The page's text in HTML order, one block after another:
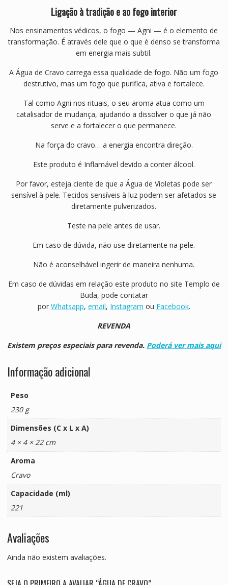
Ligação à tradição e ao fogo interior
Nos ensinamentos védicos, o fogo — Agni — é o elemento de
transformação. É através dele que o que é denso se transforma
em energia mais subtil.
A Água de Cravo carrega essa qualidade de fogo. Não um fogo
destrutivo, mas um fogo que purifica, ativa e fortalece.
Tal como Agni nos rituais, o seu aroma atua como um
catalisador de mudança, ajudando a dissolver o que já não
serve e a fortalecer o que permanece.
Na força do cravo… a energia encontra direção.
Este produto é Inflamável devido a conter álcool.
Por favor, esteja ciente de que a Água de Violetas pode ser
sensível à pele. Tecidos sensíveis à luz podem ser afetados se
diretamente pulverizados.
Teste na pele antes de usar.
Em caso de dúvida, não use diretamente na pele.
Não é aconselhável ingerir de maneira nenhuma.
Em caso de dúvidas em relação este produto no site Templo de
Buda, pode contatar
por Whatsapp, email, Instagram ou Facebook.
REVENDA
Existem preços especiais para revenda. Poderá ver mais aqui
Informação adicional
Peso
230 g
Dimensões (C x L x A)
4 × 4 × 22 cm
Aroma
Cravo
Capacidade (ml)
221
Avaliações
Ainda não existem avaliações.